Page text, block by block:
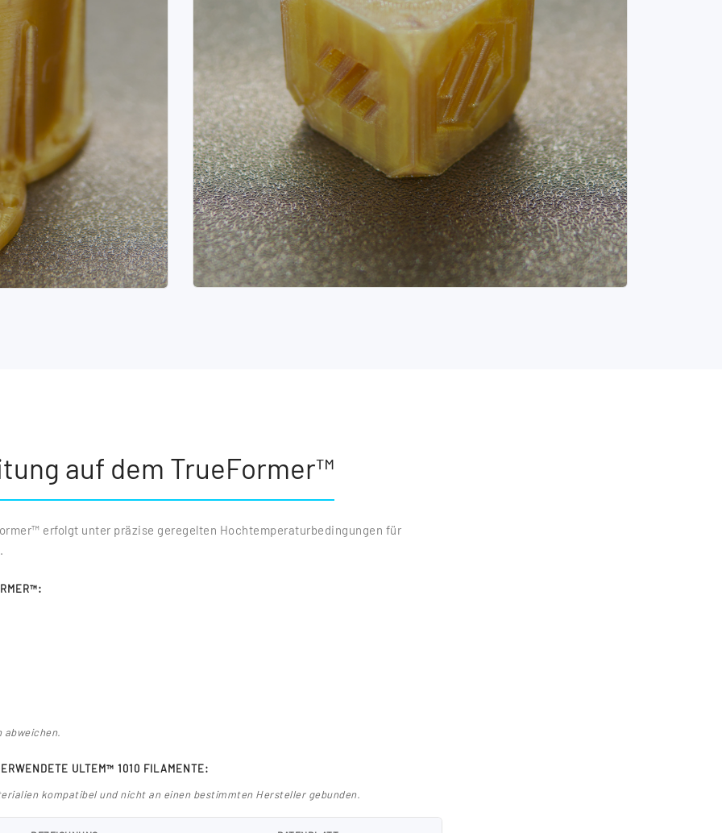
auf dem TrueFormer™
erfolgt unter präzise geregelten Hochtemperaturbedingungen für
abweichen.
ULTEM™ 1010 FILAMENTE:
kompatibel und nicht an einen bestimmten Hersteller gebunden.